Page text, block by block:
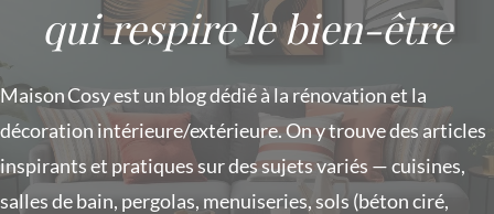
qui respire le bien-être
Maison Cosy est un blog dédié à la rénovation et la
décoration intérieure/extérieure. On y trouve des articles
inspirants et pratiques sur des sujets variés — cuisines,
salles de bain, pergolas, menuiseries, sols (béton ciré,